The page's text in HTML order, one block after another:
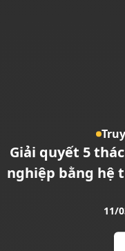
Giải quyết 5
nghiệp bằng hệ
11/